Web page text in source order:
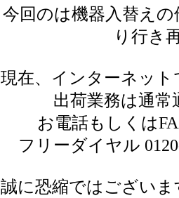
今回のは機器入替え
り行き
現在、インターネッ
出荷業務は通
お電話もしくは
フリーダイヤル
誠に恐縮ではござい